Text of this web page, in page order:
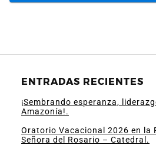
ENTRADAS RECIENTES
¡Sembrando esperanza,
Amazonía!.
Oratorio Vacacional 2026 en la
Señora del Rosario – Catedral.